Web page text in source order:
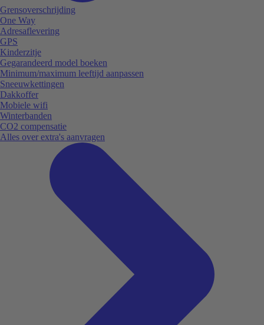
Grensoverschrijding
One Way
Adresaflevering
GPS
Kinderzitje
Gegarandeerd model boeken
Minimum/maximum leeftijd aanpassen
Sneeuwkettingen
Dakkoffer
Mobiele wifi
Winterbanden
CO2 compensatie
Alles over extra's aanvragen